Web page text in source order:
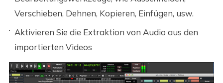
Verschieben, Dehnen, Kopieren, Einfügen, usw.
Aktivieren Sie die Extraktion von Audio aus den
importierten Videos